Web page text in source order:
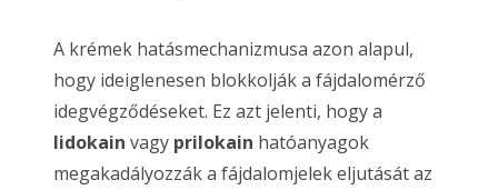
A krémek hatásmechanizmusa azon alapul,
hogy ideiglenesen blokkolják a fájdalomérző
idegvégződéseket. Ez azt jelenti, hogy a
lidokain vagy prilokain hatóanyagok
megakadályozzák a fájdalomjelek eljutását az